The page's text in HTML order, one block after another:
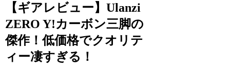
【ギアレビュー】Ulanzi
ZERO Y!カーボン三脚の
傑作！低価格でクオリテ
ィー凄すぎる！